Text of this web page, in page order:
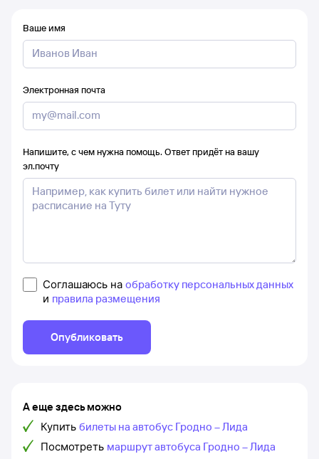
Ваше имя
Электронная почта
Напишите, с чем нужна помощь. Ответ придёт на вашу
эл.почту
Соглашаюсь на обработку персональных данных
и правила размещения
Опубликовать
А еще здесь можно
Купить билеты на автобус Гродно – Лида
Посмотреть маршрут автобуса Гродно – Лида